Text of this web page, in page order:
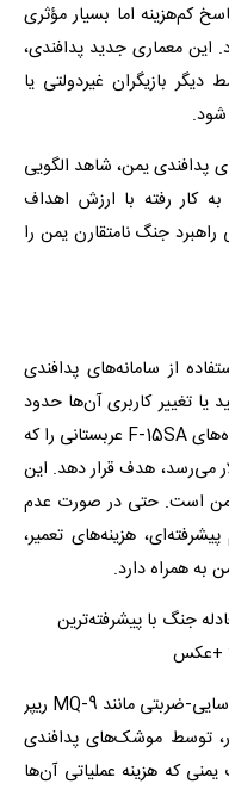
کم‌هزینه اما بسیار مؤثری
معماری جدید پدافندی،
بازیگران غیردولتی یا
شود.
پدافندی یمن، شاهد الگویی
کار رفته با ارزش اهداف
جنگ نامتقارن یمن را
از سامانه‌های پدافندی
یا تغییر کاربری آن‌ها حدود
100,000 دلار برآورد می‌شود، توانسته جنگنده‌های F-15SA عربستانی را که
حدود 100 میلیون دلار می‌رسد، هدف قرار دهد. این
1 به 1000 به نفع یمن است. حتی در صورت عدم
هزینه‌های تعمیر،
به همراه دارد.
پهپادهای شناسایی-ضربتی مانند MQ-9 ریپر
32 میلیون دلار، توسط موشک‌های پدافندی
که هزینه عملیاتی آن‌ها